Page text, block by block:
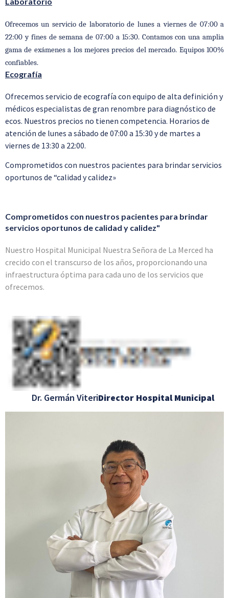
Ofrecemos un servicio de laboratorio de lunes a viernes de 07:00 a
22:00 y fines de semana de 07:00 a 15:30. Contamos con una amplia
gama de exámenes a los mejores precios del mercado. Equipos 100%
confiables.
Ecografía
Ofrecemos servicio de ecografía con equipo de alta definición y
médicos especialistas de gran renombre para diagnóstico de
ecos. Nuestros precios no tienen competencia. Horarios de
atención de lunes a sábado de 07:00 a 15:30 y de martes a
viernes de 13:30 a 22:00.
Comprometidos con nuestros pacientes para brindar servicios
oportunos de “calidad y calidez»
Comprometidos con nuestros pacientes para brindar
servicios oportunos de calidad y calidez"
Nuestro Hospital Municipal Nuestra Señora de La Merced ha
crecido con el transcurso de los años, proporcionando una
infraestructura óptima para cada uno de los servicios que
ofrecemos.
Dr. Germán ViteriDirector Hospital Municipal